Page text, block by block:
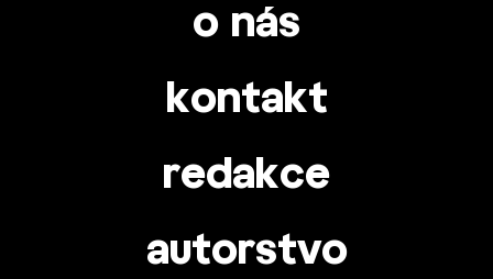
o nás
kontakt
redakce
autorstvo